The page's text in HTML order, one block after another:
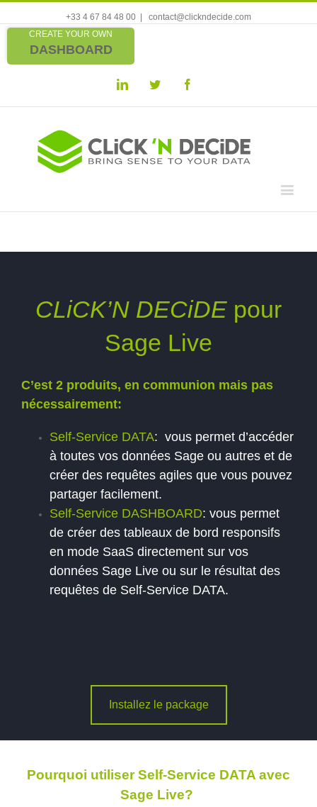
+33 4 67 84 48 00
contact@clickndecide.com
CREATE YOUR OWN
DASHBOARD
LinkedinTwitter
CLiCK’N DECiDE pour
Sage Live
C’est 2 produits, en communion mais pas
nécessairement:
Self-Service DATA: vous permet d’accéder
à toutes vos données Sage ou autres et de
créer des requêtes agiles que vous pouvez
partager facilement.
Self-Service DASHBOARD: vous permet
de créer des tableaux de bord responsifs
en mode SaaS directement sur vos
données Sage Live ou sur le résultat des
requêtes de Self-Service DATA.
Installez le package
Pourquoi utiliser Self-Service DATA avec
Sage Live?